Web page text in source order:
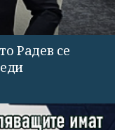
Радев се